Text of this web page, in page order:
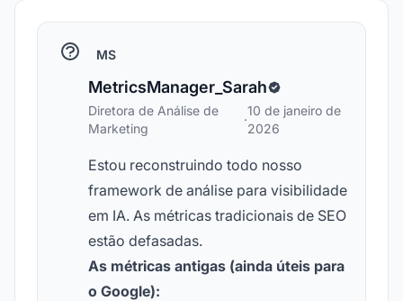
MS
MetricsManager_Sarah
Diretora de Análise de
Marketing
·
10 de janeiro de
2026
Estou reconstruindo todo nosso
framework de análise para visibilidade
em IA. As métricas tradicionais de SEO
estão defasadas.
As métricas antigas (ainda úteis para
o Google):